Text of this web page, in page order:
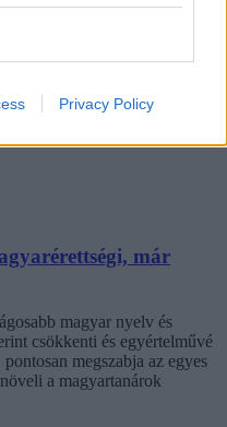
Privacy Policy
elrejteni kell,
betöltetlen tanári álláshely
a PDSZ szerint viszont ezt a
már
magyar nyelv és
csökkenti és egyértelművé
megszabja az egyes
a magyartanárok